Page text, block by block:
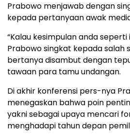
Prabowo menjawab dengan
kepada pertanyaan awak
“Kalau kesimpulan anda seperti
Prabowo singkat kepada salah
bertanya disambut dengan
tawaan para tamu undangan.
Di akhir konferensi pers-nya
menegaskan bahwa poin
yakni sebagai upaya mencari
menghadapi tahun depan